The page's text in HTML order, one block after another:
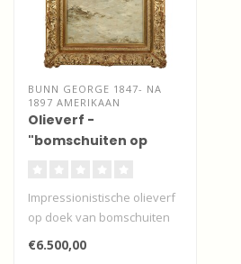
BUNN GEORGE 1847- NA
1897 AMERIKAAN
Olieverf -
"bomschuiten op
Impressionistische olieverf
op doek van bomschuiten
op volle zee richting de vis..
€6.500,00